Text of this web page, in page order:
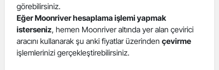
Edirne
görebilirsiniz.
Eğer Moonriver hesaplama işlemi yapmak
isterseniz, hemen Moonriver altında yer alan çevirici
aracını kullanarak şu anki fiyatlar üzerinden çevirme
işlemlerinizi gerçekleştirebilirsiniz.